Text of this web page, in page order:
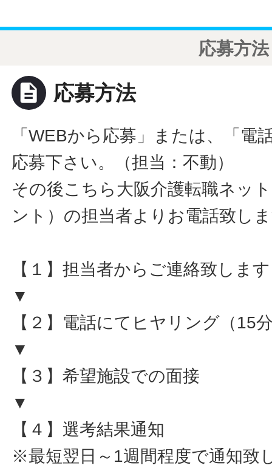
応募方法
description 応募方法
「WEBから応募」または、「電
応募下さい。（担当：不動）
その後こちら大阪介護転職ネッ
ント）の担当者よりお電話致し
【１】担当者からご連絡致します
▼
【２】電話にてヒヤリング（15
▼
【３】希望施設での面接
▼
【４】選考結果通知
※最短翌日～1週間程度で通知致